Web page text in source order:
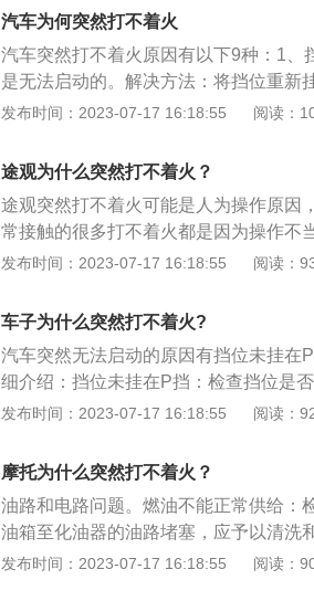
般是短路或保险丝烧断、火花塞损坏等
厂进行维修，车主个人无法解决此问题
的损失。
查修理喷油器4、发动机积碳过多也会
吸附作用，如果进气门、节气门、活塞
合气过稀，从而影响启动；解决方法：
碳。5、汽车电路故障；解决方法：去
电；解决方法：更换汽车电瓶。
汽车为何突然打不着火
汽车突然打不着火原因有以下9种：1
是无法启动的。解决方法：将挡位重新
期限。在启动发动机期间、为启动系统
搭电或者更换电瓶。3、方向盘锁死。
或者方向盘出现转动的情况，这时防盗
启动自动锁死的功能。解决方法：方向
车钥匙亏电。长时间使用，电池电量有
池即可。5、火花塞堵塞。可燃混合气
主及时更换火花塞或者清理节气门积碳
吸附作用，如果进气门、节气门、活塞
稀空燃比，从而影响启动。解决方法：
畅通，长时间使用导致油路出现堵塞情
主及时去4s店或专业修理厂维修，非专
发布时间：2023-07-17 16:18:55 阅读：
途观为什么突然打不着火？
途观突然打不着火可能是人为操作原因
常接触的很多打不着火都是因为操作不
了或者没油了，无法供油，检查一下汽
瓶串联就可以把车打着，亏电的情况下
动给电池充电，如果没有充电说明电瓶
的一款紧凑型suv，配置1.8tl4发动机和
60ps，最大扭矩为250nm。途观车身的
mm，采用涡轮增压进气形式。
发布时间：2023-07-17 16:18:55 阅读：
车子为什么突然打不着火?
汽车突然无法启动的原因有挡位未挂在
细介绍：挡位未挂在P挡：检查挡位是
不着火，需要把挡位挂回P挡。电瓶亏
电。火花塞故障：检查火花塞是否发黑
层。如果已经过了使用寿命，则需要更
发布时间：2023-07-17 16:18:55 阅读：
摩托为什么突然打不着火？
油路和电路问题。燃油不能正常供给：
油箱至化油器的油路堵塞，应予以清洗
应检查化油器油滤是否被堵塞，主量孔
发布时间：2023-07-17 16:18:55 阅读：